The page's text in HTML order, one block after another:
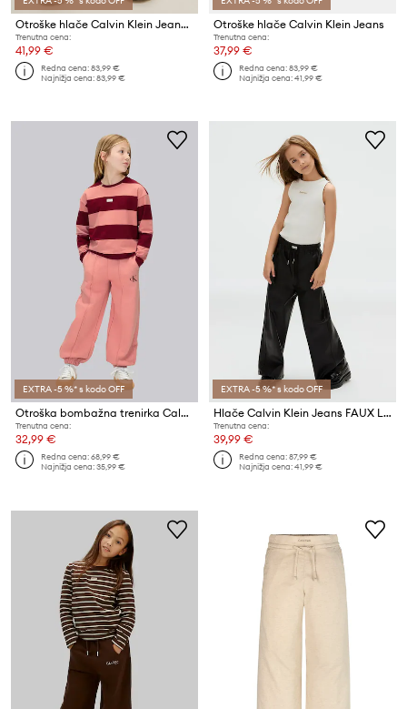
Otroške hlače Calvin Klein Jeans HR WIDE
Trenutna cena:
41,99 €
Redna cena:83,99 €
Najnižja cena:83,99 €
Otroške hlače Calvin Klein Jeans
Trenutna cena:
37,99 €
Redna cena:83,99 €
Najnižja cena:41,99 €
EXTRA -5 %* s kodo OFF
Otroška bombažna trenirka Calvin Klein Jeans
Trenutna cena:
32,99 €
Redna cena:68,99 €
Najnižja cena:35,99 €
EXTRA -5 %* s kodo OFF
Hlače Calvin Klein Jeans FAUX LEATHER
Trenutna cena:
39,99 €
Redna cena:87,99 €
Najnižja cena:41,99 €